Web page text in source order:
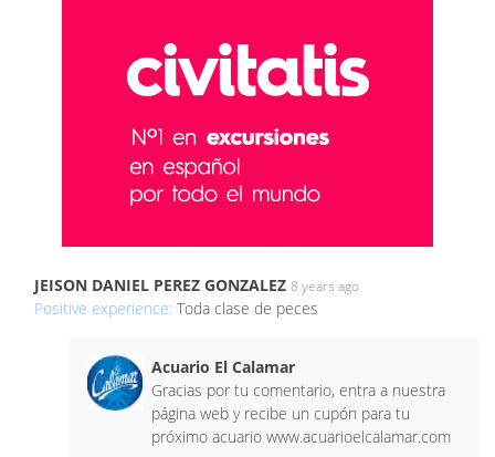
JEISON DANIEL PEREZ GONZALEZ 8 years ago
Positive experience: Toda clase de peces
Acuario El Calamar
Gracias por tu comentario, entra a nuestra
página web y recibe un cupón para tu
próximo acuario www.acuarioelcalamar.com